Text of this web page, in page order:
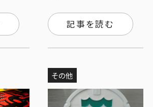
記事を読む
その他